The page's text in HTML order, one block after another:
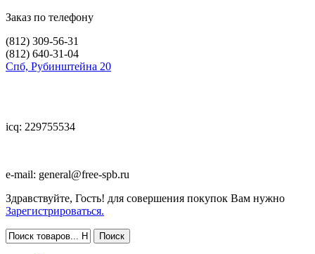
Заказ по телефону
(812) 309-56-31
(812) 640-31-04
Спб, Рубинштейна 20
icq: 229755534
e-mail: general@free-spb.ru
Здравствуйте, Гость! для совершения покупок Вам нужно
Зарегистрироваться.